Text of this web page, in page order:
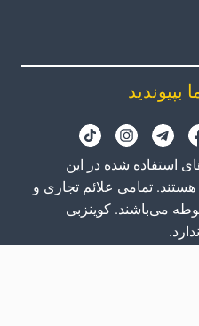
بپیوندید
استفاده شده در این
تمامی علائم تجاری و
می‌باشند. کوینزبی